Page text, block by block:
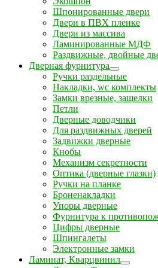
Шпонированные двери
Двери в ПВХ пленке
Двери из массива
Ламинированные МДФ
Раздвижные, двойные
Дверная фурнитура
Ручки раздельные
Накладки, wc комплекты
Замки врезные, защелки
Петли
Дверные доводчики
Для раздвижных дверей
Задвижки дверные
Кнобы
Механизм секретности
Оптика (дверные глазки)
Ручки на планке
Броненакладки
Упоры дверные
Фурнитура к
Цифры дверные
Шпингалеты
Электронные замки
Ламинат, Кварцвинил